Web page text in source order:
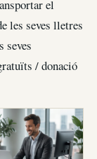
el
les seves lletres
seves
/ donació